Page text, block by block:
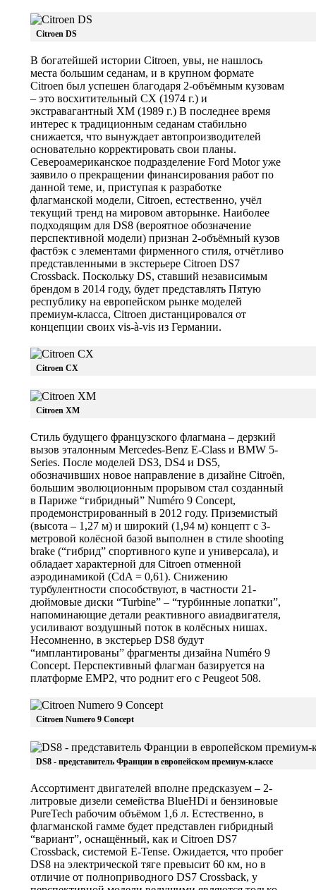
Citroen DS
В богатейшей истории Citroen, увы, не нашлось
места большим седанам, и в крупном формате
Citroen был успешен благодаря 2-объёмным кузовам
– это восхитительный CX (1974 г.) и
экстравагантный XM (1989 г.) В последнее время
интерес к традиционным седанам стабильно
снижается, что вынуждает автопроизводителей
основательно корректировать свои планы.
Североамериканское подразделение Ford Motor уже
заявило о прекращении финансирования работ по
данной теме, и, приступая к разработке
флагманской модели, Citroen, естественно, учёл
текущий тренд на мировом авторынке. Наиболее
подходящим для DS8 (вероятное обозначение
перспективной модели) признан 2-объёмный кузов
фастбэк с элементами фирменного стиля, отчётливо
представленными в экстерьере Citroen DS7
Crossback. Поскольку DS, ставший независимым
брендом в 2014 году, будет представлять Пятую
республику на европейском рынке моделей
премиум-класса, Citroen дистанцировался от
концепции своих vis-à-vis из Германии.
Citroen CX
Citroen XM
Стиль будущего французского флагмана – дерзкий
вызов эталонным Mercedes-Benz E-Class и BMW 5-
Series. После моделей DS3, DS4 и DS5,
обозначивших новое направление в дизайне Citroën,
большим эволюционным прорывом стал созданный
в Париже “гибридный” Numéro 9 Concept,
продемонстрированный в 2012 году. Приземистый
(высота – 1,27 м) и широкий (1,94 м) концепт с 3-
метровой колёсной базой выполнен в стиле shooting
brake (“гибрид” спортивного купе и универсала), и
обладает характерной для Citroen отменной
аэродинамикой (CdA = 0,61). Снижению
турбулентности способствуют, в частности 21-
дюймовые диски “Turbine” – “турбинные лопатки”,
напоминающие детали реактивного авиадвигателя,
усиливают воздушный поток в колёсных нишах.
Несомненно, в экстерьер DS8 будут
“имплантированы” фрагменты дизайна Numéro 9
Concept. Перспективный флагман базируется на
платформе EMP2, что роднит его с Peugeot 508.
Citroen Numero 9 Concept
DS8 - представитель Франции в европейском премиум-классе
Ассортимент двигателей вполне предсказуем – 2-
литровые дизели семейства BlueHDi и бензиновые
PureTech рабочим объёмом 1,6 л. Естественно, в
флагманской гамме будет представлен гибридный
“вариант”, оснащённый, как и Citroen DS7
Crossback, системой E-Tense. Ожидается, что пробег
DS8 на электрической тяге превысит 60 км, но в
отличие от полноприводного DS7 Crossback, у